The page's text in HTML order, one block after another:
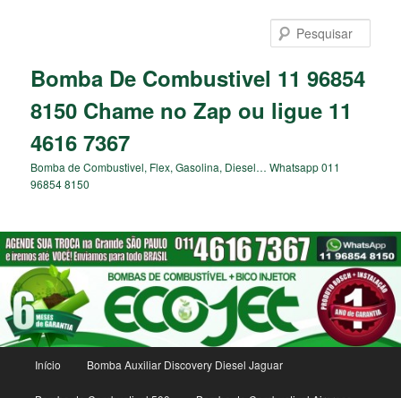
principalBomba De Combustivel 11 96854
8150 Chame no Zap ou ligue 11
4616 7367
Bomba de Combustivel, Flex, Gasolina, Diesel… Whatsapp 011
96854 8150
principal
Início Bomba Auxiliar Discovery Diesel Jaguar